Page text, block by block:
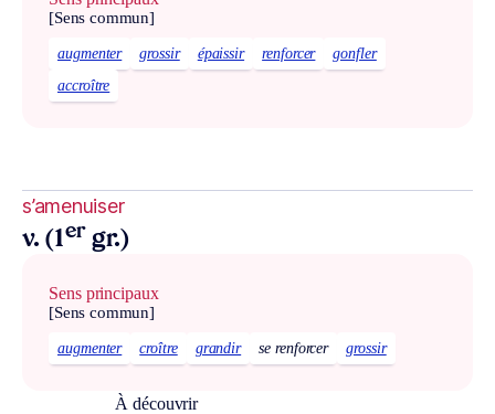
[Sens commun]
augmenter grossir épaissir renforcer
gonfler
accroître
s’amenuiser
v. (1er gr.)
Sens principaux
[Sens commun]
augmenter croître grandir se renforcer grossir
À découvrir